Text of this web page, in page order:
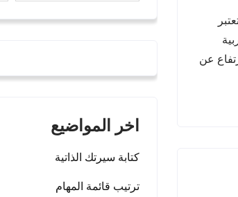
عن
اخر المواضيع
كتابة سيرتك الذاتية
ترتيب قائمة المهام